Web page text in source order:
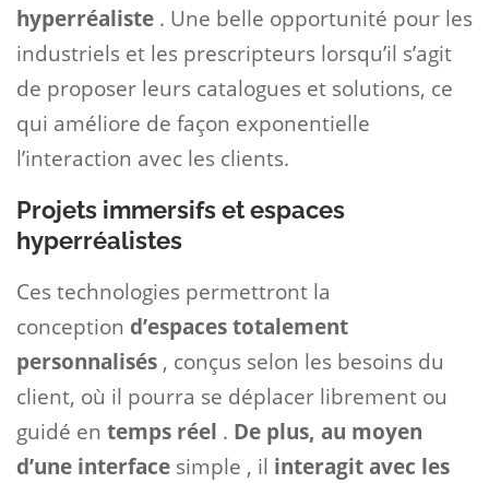
hyperréaliste . Une belle opportunité pour les
industriels et les prescripteurs lorsqu’il s’agit
de proposer leurs catalogues et solutions, ce
qui améliore de façon exponentielle
l’interaction avec les clients.
Projets immersifs et espaces
hyperréalistes
Ces technologies permettront la
conception d’espaces totalement
personnalisés , conçus selon les besoins du
client, où il pourra se déplacer librement ou
guidé en temps réel . De plus, au moyen
d’une interface simple , il interagit avec les